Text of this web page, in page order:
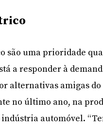
são uma prioridade
a responder à
alternativas amigas
no último ano, na
automóvel.